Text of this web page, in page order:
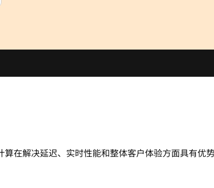
在解决延迟、实时性能和整体客户体验方面具有优